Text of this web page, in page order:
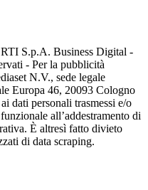
RTI S.p.A. Business Digital -
- Per la pubblicità
N.V., sede legale
Europa 46, 20093 Cologno
dati personali trasmessi e/o
all’addestramento di
È altresì fatto divieto
di data scraping.